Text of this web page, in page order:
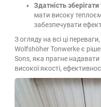
Здатність
мати високу
забезпечувати
З огляду на всі ці
Wolfshöher Tonwerke є
Sons, яка прагне
високої якості,